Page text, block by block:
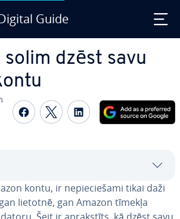
Guide
solim dzēst savu
Share on Facebook
Share on Twitter
Share on
kontu, ir ne­pie­cie­ša­mi tikai daži
lietotnē, gan Amazon tīmekļa